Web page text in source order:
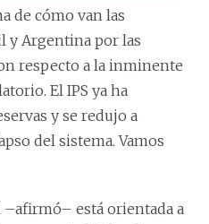
de cómo van las
y Argentina por las
respecto a la inminente
El IPS ya ha
y se redujo a
del sistema. Vamos
está orientada a